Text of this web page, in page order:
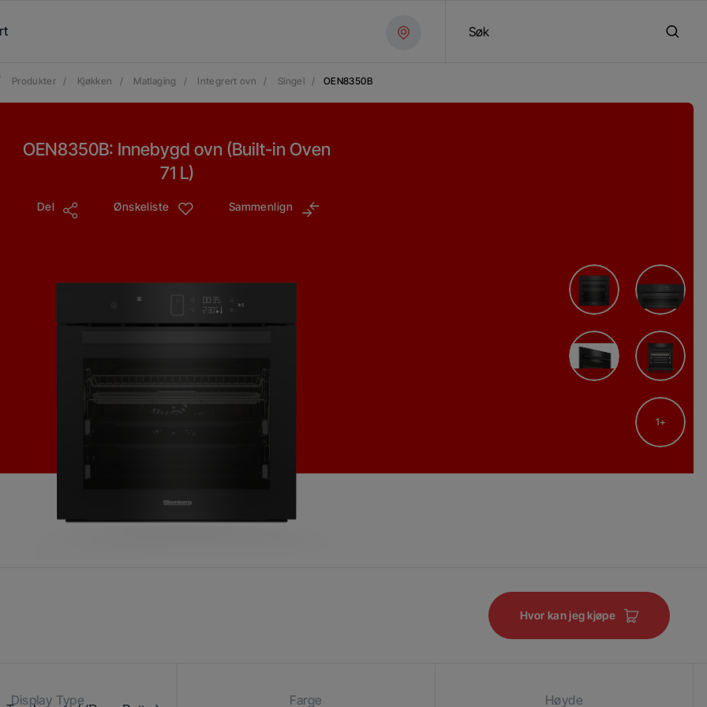
Søk
Produkter / Kjøkken / Matlaging / Integrert ovn / Singel / OEN8350B
OEN8350B: Innebygd ovn (Built-in Oven
71 L)
Del Ønskeliste Sammenlign
1
Hvor kan jeg kjøpe
Display Type Farge Høyde